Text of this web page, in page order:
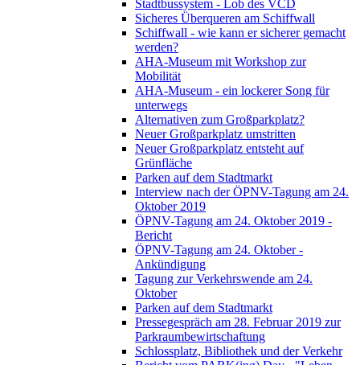
Stadtbussystem - Lob des VCD
Sicheres Überqueren am Schiffwall
Schiffwall - wie kann er sicherer gemacht
werden?
AHA-Museum mit Workshop zur
Mobilität
AHA-Museum - ein lockerer Song für
unterwegs
Alternativen zum Großparkplatz?
Neuer Großparkplatz umstritten
Neuer Großparkplatz entsteht auf
Grünfläche
Parken auf dem Stadtmarkt
Interview nach der ÖPNV-Tagung am 24.
Oktober 2019
ÖPNV-Tagung am 24. Oktober 2019 -
Bericht
ÖPNV-Tagung am 24. Oktober -
Ankündigung
Tagung zur Verkehrswende am 24.
Oktober
Parken auf dem Stadtmarkt
Pressegespräch am 28. Februar 2019 zur
Parkraumbewirtschaftung
Schlossplatz, Bibliothek und der Verkehr